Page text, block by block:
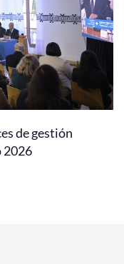
de gestión
2026